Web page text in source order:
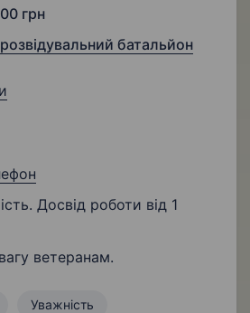
грн
батальйон
Досвід роботи від 1
ветеранам.
Уважність